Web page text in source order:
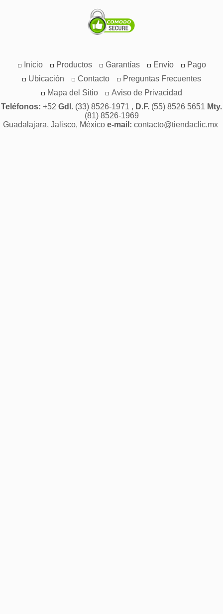
Inicio Productos Garantías Envío
Pago
Ubicación
Contacto
Preguntas Frecuentes
Mapa del Sitio
Aviso de Privacidad
Teléfonos: +52 Gdl. (33) 8526-1971 , D.F. (55) 8526 5651 Mty.
(81) 8526-1969
Guadalajara, Jalisco, México e-mail: contacto@tiendaclic.mx